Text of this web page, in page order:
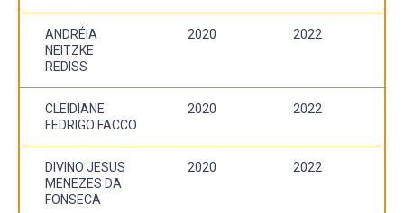
ANDRÉIA
NEITZKE
REDISS
2020 2022
CLEIDIANE
FEDRIGO FACCO
2020 2022
DIVINO JESUS
MENEZES DA
FONSECA
2020 2022